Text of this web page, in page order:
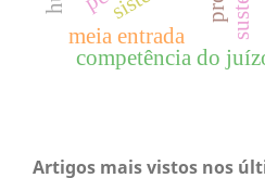
competência do
meia entrada
Artigos mais vistos nos